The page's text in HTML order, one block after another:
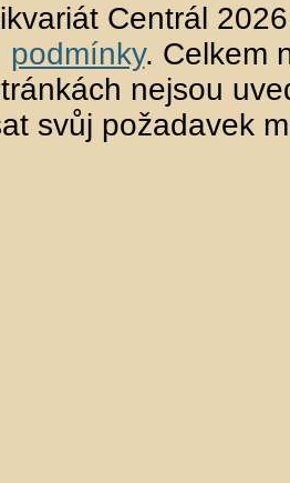
Centrál
podmínky. Celkem
nejsou
svůj požadavek